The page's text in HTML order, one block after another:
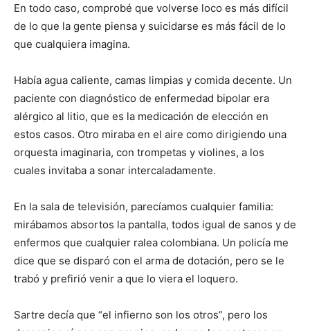
En todo caso, comprobé que volverse loco es más difícil
de lo que la gente piensa y suicidarse es más fácil de lo
que cualquiera imagina.
Había agua caliente, camas limpias y comida decente. Un
paciente con diagnóstico de enfermedad bipolar era
alérgico al litio, que es la medicación de elección en
estos casos. Otro miraba en el aire como dirigiendo una
orquesta imaginaria, con trompetas y violines, a los
cuales invitaba a sonar intercaladamente.
En la sala de televisión, parecíamos cualquier familia:
mirábamos absortos la pantalla, todos igual de sanos y de
enfermos que cualquier ralea colombiana. Un policía me
dice que se disparó con el arma de dotación, pero se le
trabó y prefirió venir a que lo viera el loquero.
Sartre decía que “el infierno son los otros”, pero los